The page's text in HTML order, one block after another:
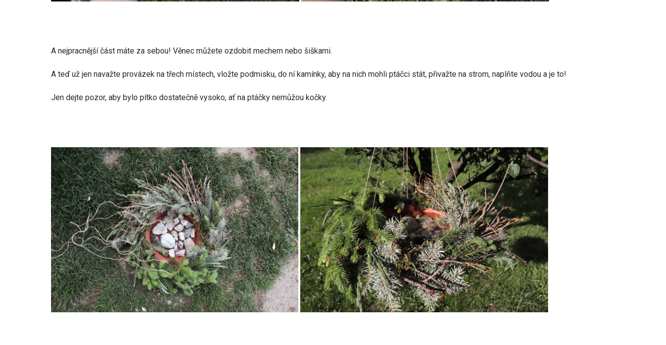
A nejpracnější část máte za sebou! Věnec můžete ozdobit mechem nebo šiškami.
A teď už jen navažte provázek na třech místech, vložte podmisku, do ní kamínky, aby na nich mohli ptáčci stát, přivažte na strom, naplňte vodou a je to!
Jen dejte pozor, aby bylo pítko dostatečně vysoko, ať na ptáčky nemůžou kočky.